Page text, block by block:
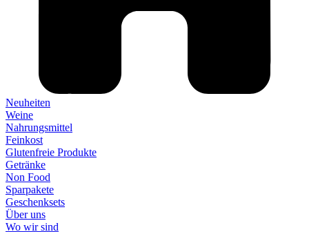
Neuheiten
Weine
Nahrungsmittel
Feinkost
Glutenfreie Produkte
Getränke
Non Food
Sparpakete
Geschenksets
Über uns
Wo wir sind